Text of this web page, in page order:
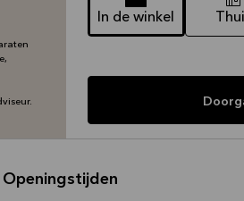
In de winkel
Openingstijden